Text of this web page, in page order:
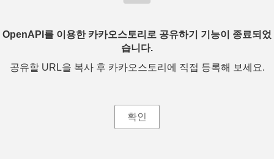
OpenAPI를 이용한 카카오스토리로 공유하기 기능이 종료되었
습니다.
공유할 URL을 복사 후 카카오스토리에 직접 등록해 보세요.
확인